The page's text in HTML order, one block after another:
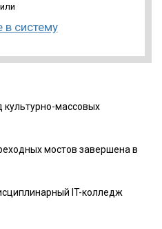
или
в систему
культурно-массовых
мостов завершена в
IT-колледж